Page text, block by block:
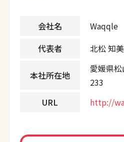
会社名
Waqqle
代表者
北松 知美
本社所在地
愛媛県
233
URL
http://